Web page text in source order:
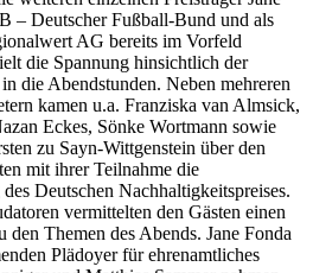
– Deutscher Fußball-Bund und als
AG bereits im Vorfeld
die Spannung hinsichtlich der
die Abendstunden. Neben mehreren
kamen u.a. Franziska van Almsick,
Eckes, Sönke Wortmann sowie
zu Sayn-Wittgenstein über den
mit ihrer Teilnahme die
Deutschen Nachhaltigkeitspreises.
vermittelten den Gästen einen
den Themen des Abends. Jane Fonda
Plädoyer für ehrenamtliches